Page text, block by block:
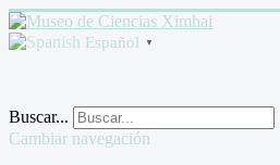
Español ▼
Buscar...
Cambiar navegación